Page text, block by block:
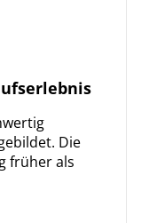
Die
früher als